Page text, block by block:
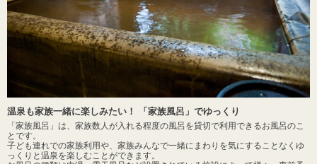
温泉も家族一緒に楽しみたい！ 「家族風呂」でゆっくり
「家族風呂」は、家族数人が入れる程度の風呂を貸切で利用できるお風呂のこ
とです。
子ども連れでの家族利用や、家族みんなで一緒にまわりを気にすることなくゆ
っくりと温泉を楽しむことができます。